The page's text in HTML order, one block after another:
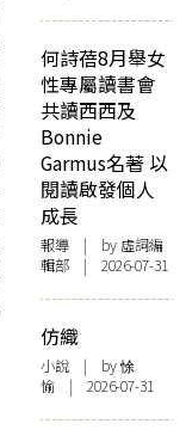
何詩蓓8月舉女
性專屬讀書會
共讀西西及
Bonnie
Garmus名著 以
閱讀啟發個人
成長
報導 | by 虛詞編
輯部 | 2026-07-31
仿織
小說 | by 悇
愉 | 2026-07-31